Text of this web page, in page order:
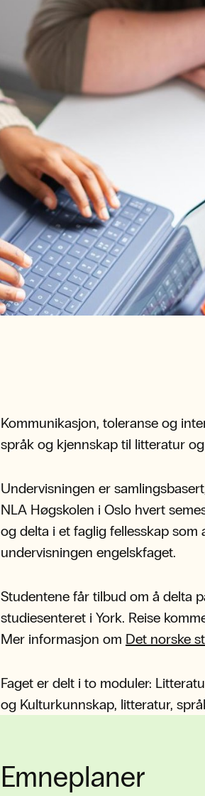
Kommunikasjon, toleranse og
språk og kjennskap til litteratur
Undervisningen er
NLA Høgskolen i Oslo hvert
og delta i et faglig fellesskap
undervisningen engelskfaget.
Studentene får tilbud om å delta
studiesenteret i York. Reise
Mer informasjon om Det norske
Faget er delt i to moduler:
og Kulturkunnskap, litteratur,
Emneplaner